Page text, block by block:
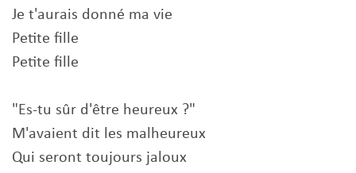
Je t'aurais donné ma vie
Petite fille
Petite fille
"Es-tu sûr d'être heureux ?"
M'avaient dit les malheureux
Qui seront toujours jaloux